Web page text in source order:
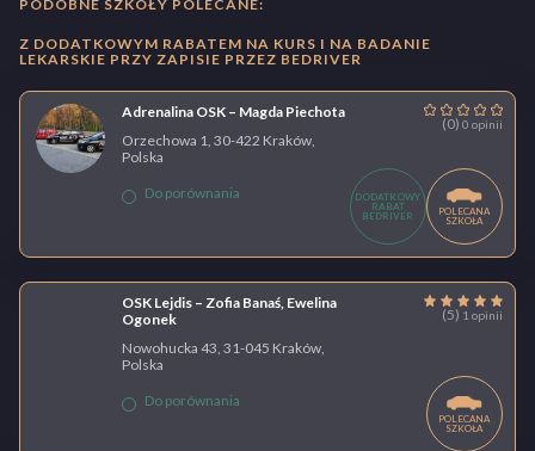
PODOBNE SZKOŁY POLECANE:
Z DODATKOWYM RABATEM NA KURS I NA BADANIE
LEKARSKIE PRZY ZAPISIE PRZEZ BEDRIVER
Adrenalina OSK – Magda Piechota
(0) 0 opinii
Orzechowa 1, 30-422 Kraków,
Polska
Do porównania
DODATKOWY
RABAT
BEDRIVER
POLECANA
SZKOŁA
OSK Lejdis – Zofia Banaś, Ewelina
Ogonek
(5) 1 opinii
Nowohucka 43, 31-045 Kraków,
Polska
Do porównania
POLECANA
SZKOŁA